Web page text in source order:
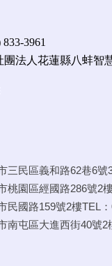
3961
團法人花蓮縣八蚌智
三民區義和路62巷6號
桃園區經國路286號2
民國路159號2樓TEL
南屯區大進西街40號2